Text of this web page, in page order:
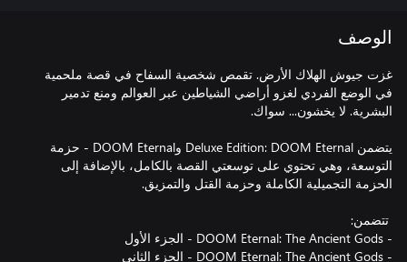
الوصف
غزت جيوش الهلاك الأرض. تقمص شخصية السفاح في قصة ملحمية
في الوضع الفردي لغزو أراضي الشياطين عبر العوالم ومنع تدمير
يتضمن Deluxe Edition: DOOM Eternal وDOOM Eternal - حزمة
التوسعة، وهي تحتوي على توسعتي القصة بالكامل، بالإضافة إلى